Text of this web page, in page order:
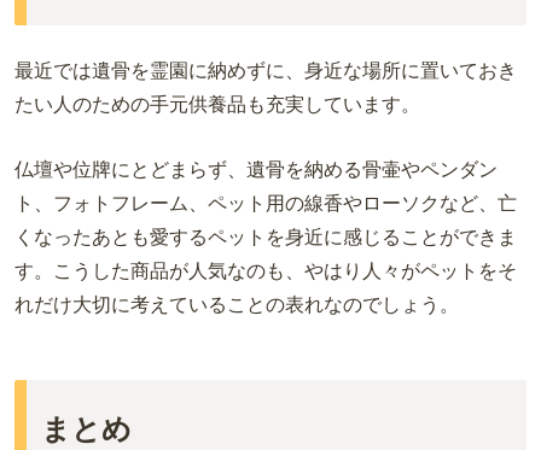
最近では遺骨を霊園に納めずに、身近な場所に置いておき
たい人のための手元供養品も充実しています。
仏壇や位牌にとどまらず、遺骨を納める骨壷やペンダン
ト、フォトフレーム、ペット用の線香やローソクなど、亡
くなったあとも愛するペットを身近に感じることができま
す。こうした商品が人気なのも、やはり人々がペットをそ
れだけ大切に考えていることの表れなのでしょう。
まとめ